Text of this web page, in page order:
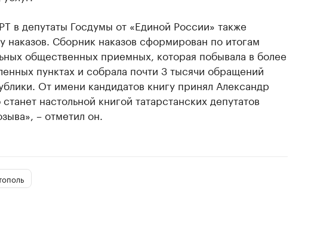
в депутаты Госдумы от «Единой России» также
наказов. Сборник наказов сформирован по итогам
общественных приемных, которая побывала в более
пунктах и собрала почти 3 тысячи обращений
От имени кандидатов книгу принял Александр
настольной книгой татарстанских депутатов
– отметил он.